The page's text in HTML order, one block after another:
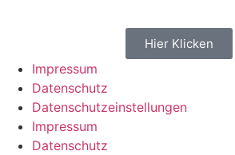
Hier Klicken
Impressum
Datenschutz
Datenschutzeinstellungen
Impressum
Datenschutz